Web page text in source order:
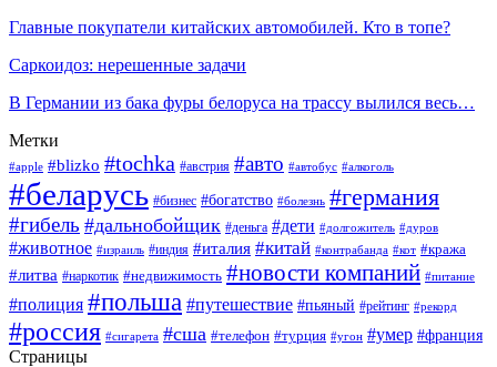
Главные покупатели китайских автомобилей. Кто в топе?
Саркоидоз: нерешенные задачи
В Германии из бака фуры белоруса на трассу вылился весь…
Метки
#apple #blizko #tochka #австрия #авто #автобус #алкоголь
#беларусь #бизнес #богатство #болезнь #германия
#гибель #дальнобойщик #деньга #дети #долгожитель #дуров
#животное #израиль #индия #италия #китай #контрабанда #кот #кража
#литва #наркотик #недвижимость #новости компаний #питание
#полиция #польша #путешествие #пьяный #рейтинг #рекорд
#россия #сигарета #сша #телефон #турция #угон #умер #франция
Страницы